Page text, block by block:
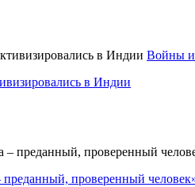
Войны
в Индии
проверенный